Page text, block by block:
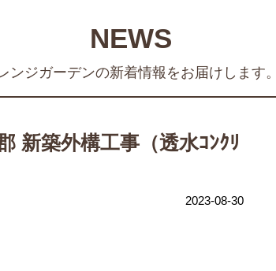
NEWS
ンジガーデンの新着情報をお届けします。
新築外構工事（透水ｺﾝｸﾘ
2023-08-30